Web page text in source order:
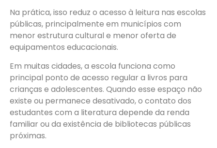
Na prática, isso reduz o acesso à leitura nas escolas
públicas, principalmente em municípios com
menor estrutura cultural e menor oferta de
equipamentos educacionais.
Em muitas cidades, a escola funciona como
principal ponto de acesso regular a livros para
crianças e adolescentes. Quando esse espaço não
existe ou permanece desativado, o contato dos
estudantes com a literatura depende da renda
familiar ou da existência de bibliotecas públicas
próximas.